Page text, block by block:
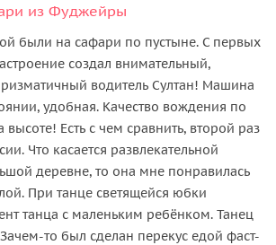
из Фуджейры
были на сафари по пустыне. С первых
создал внимательный,
водитель Султан! Машина
удобная. Качество вождения по
высоте! Есть с чем сравнить, второй раз
Что касается развлекательной
деревне, то она мне понравилась
При танце светящейся юбки
танца с маленьким ребёнком. Танец
то был сделан перекус едой фаст-